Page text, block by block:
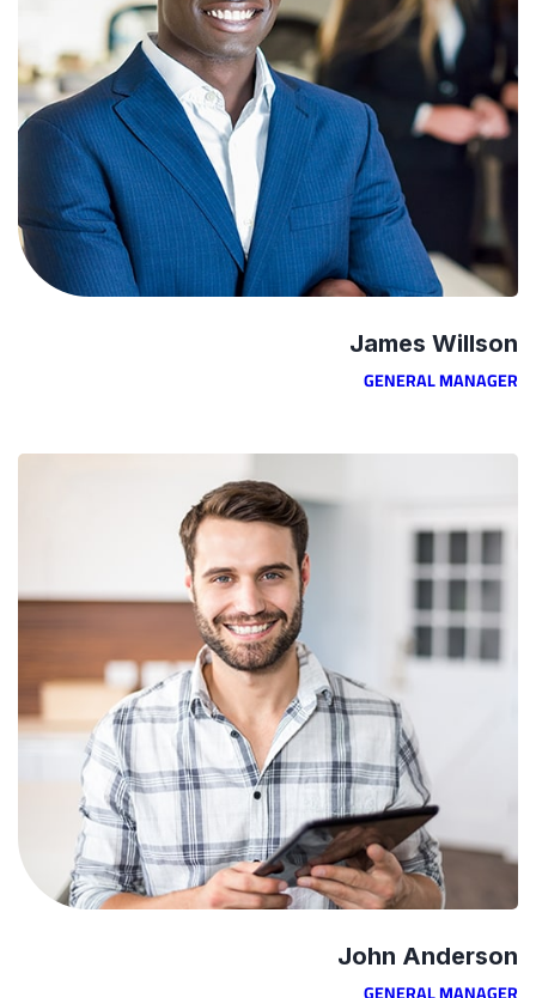
James Willson
GENERAL MANAGER
John Anderson